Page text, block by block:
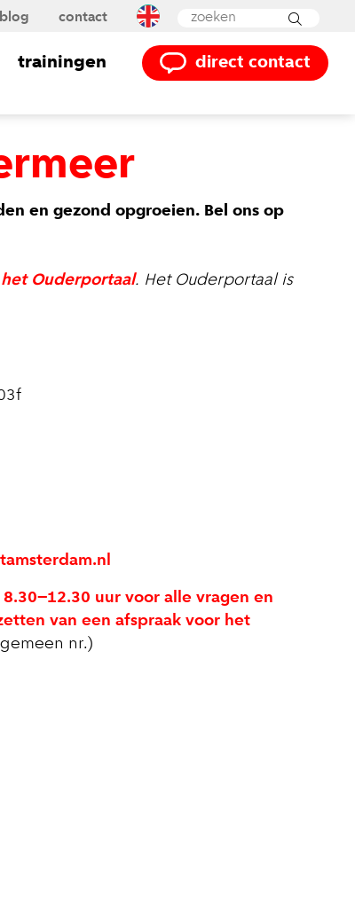
blog contact
Powered by Translate
trainingen direct contact
en gezond opgroeien. Bel ons op
het Ouderportaal. Het Ouderportaal is
uur voor alle vragen en
van een afspraak voor het
nr.)